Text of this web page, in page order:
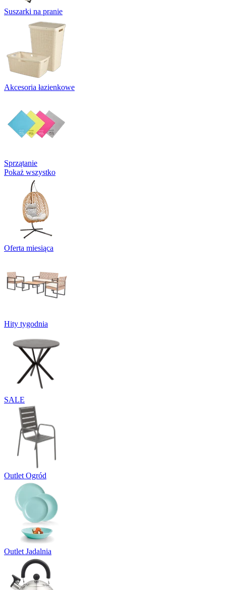
Suszarki na pranie
Akcesoria łazienkowe
Sprzątanie
Pokaż wszystko
Oferta miesiąca
Hity tygodnia
SALE
Outlet Ogród
Outlet Jadalnia